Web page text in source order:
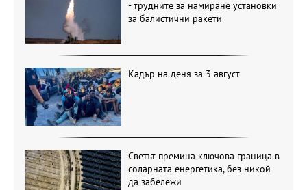
- трудните за намиране установки
за балистични ракети
Кадър на деня за 3 август
Светът премина ключова граница в
соларната енергетика, без никой
да забележи